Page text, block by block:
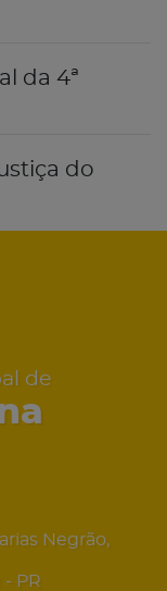
da 4ª
do
de
Negrão,
PR